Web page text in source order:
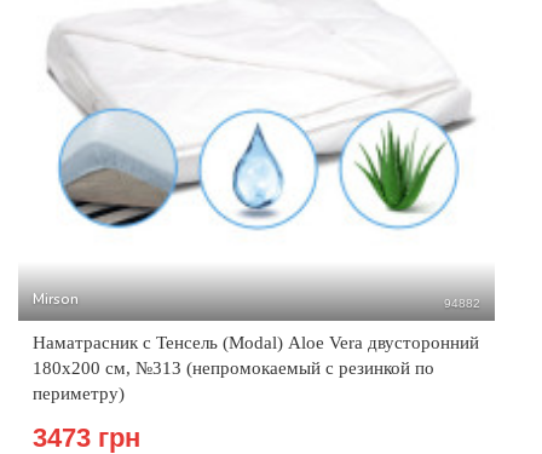
Mirson 94882
Наматрасник с Тенсель (Modal) Aloe Vera двусторонний
180x200 см, №313 (непромокаемый с резинкой по
периметру)
3473 грн